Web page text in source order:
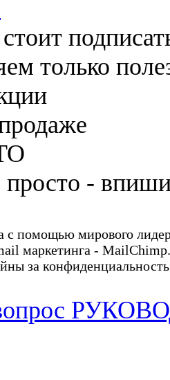
только
просто -
с помощью мирового
маркетинга - MailChimp.
за
вопрос